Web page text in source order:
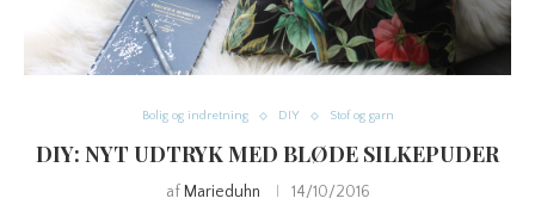
Bolig og indretning DIY Stof og garn
DIY: NYT UDTRYK MED BLØDE SILKEPUDER
af Marieduhn 14/10/2016